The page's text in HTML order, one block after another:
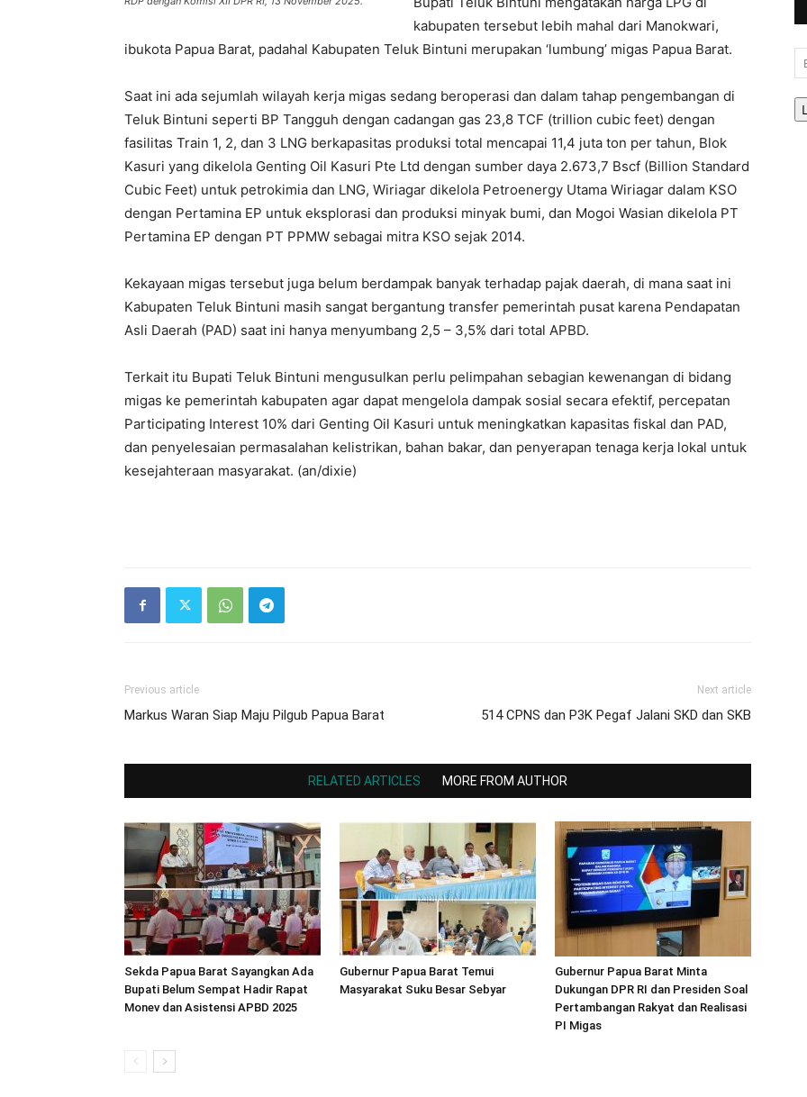
kabupaten tersebut lebih mahal dari Manokwari,
ibukota Papua Barat, padahal Kabupaten Teluk Bintuni merupakan ‘lumbung’ migas Papua Barat.
Saat ini ada sejumlah wilayah kerja migas sedang beroperasi dan dalam tahap pengembangan di
Teluk Bintuni seperti BP Tangguh dengan cadangan gas 23,8 TCF (trillion cubic feet) dengan
fasilitas Train 1, 2, dan 3 LNG berkapasitas produksi total mencapai 11,4 juta ton per tahun, Blok
Kasuri yang dikelola Genting Oil Kasuri Pte Ltd dengan sumber daya 2.673,7 Bscf (Billion Standard
Cubic Feet) untuk petrokimia dan LNG, Wiriagar dikelola Petroenergy Utama Wiriagar dalam KSO
dengan Pertamina EP untuk eksplorasi dan produksi minyak bumi, dan Mogoi Wasian dikelola PT
Pertamina EP dengan PT PPMW sebagai mitra KSO sejak 2014.
Kekayaan migas tersebut juga belum berdampak banyak terhadap pajak daerah, di mana saat ini
Kabupaten Teluk Bintuni masih sangat bergantung transfer pemerintah pusat karena Pendapatan
Asli Daerah (PAD) saat ini hanya menyumbang 2,5 – 3,5% dari total APBD.
Terkait itu Bupati Teluk Bintuni mengusulkan perlu pelimpahan sebagian kewenangan di bidang
migas ke pemerintah kabupaten agar dapat mengelola dampak sosial secara efektif, percepatan
Participating Interest 10% dari Genting Oil Kasuri untuk meningkatkan kapasitas fiskal dan PAD,
dan penyelesaian permasalahan kelistrikan, bahan bakar, dan penyerapan tenaga kerja lokal untuk
kesejahteraan masyarakat. (an/dixie)
Previous article
Markus Waran Siap Maju Pilgub Papua Barat
Next article
514 CPNS dan P3K Pegaf Jalani SKD dan SKB
RELATED ARTICLES MORE FROM AUTHOR
Sekda Papua Barat Sayangkan Ada
Bupati Belum Sempat Hadir Rapat
Monev dan Asistensi APBD 2025
Gubernur Papua Barat Temui
Masyarakat Suku Besar Sebyar
Gubernur Papua Barat Minta
Dukungan DPR RI dan Presiden Soal
Pertambangan Rakyat dan Realisasi
PI Migas